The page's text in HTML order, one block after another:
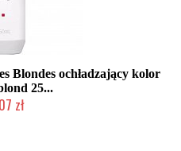
Blondes ochładzający kolor
25...
zł